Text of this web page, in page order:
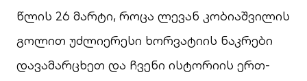
წლის 26 მარტი, როცა ლევან კობიაშვილის
გოლით უძლიერესი ხორვატიის ნაკრები
დავამარცხეთ და ჩვენი ისტორიის ერთ-